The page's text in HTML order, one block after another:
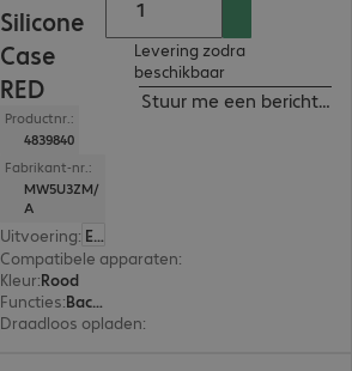
Silicone
Case
RED
Productnr.:
4839840
Fabrikant-nr.:
MW5U3ZM/
A
Uitvoering: Europa
Compatibele apparaten:
Kleur:Rood
Functies:
Back protection
Draadloos opladen:
Levering zodra
beschikbaar
Stuur me een bericht